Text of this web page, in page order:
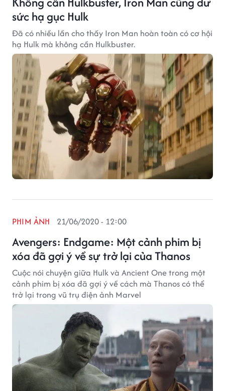
sức hạ gục Hulk
Đã có nhiều lần cho thấy Iron Man hoàn toàn có cơ hội
hạ Hulk mà không cần Hulkbuster.
Avengers: Endgame: Một cảnh phim bị
xóa đã gợi ý về sự trở lại của Thanos
PHIM ẢNH 21/06/2020 - 12:00
Cuộc nói chuyện giữa Hulk và Ancient One trong một
cảnh phim bị xóa đã gợi ý về cách mà Thanos có thể
trở lại trong vũ trụ điện ảnh Marvel